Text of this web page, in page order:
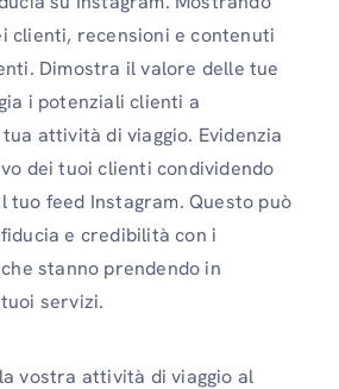
clienti, recensioni e contenuti
Dimostra il valore delle tue
i potenziali clienti a
attività di viaggio. Evidenzia
dei tuoi clienti condividendo
tuo feed Instagram. Questo può
e credibilità con i
stanno prendendo in
servizi.
vostra attività di viaggio al